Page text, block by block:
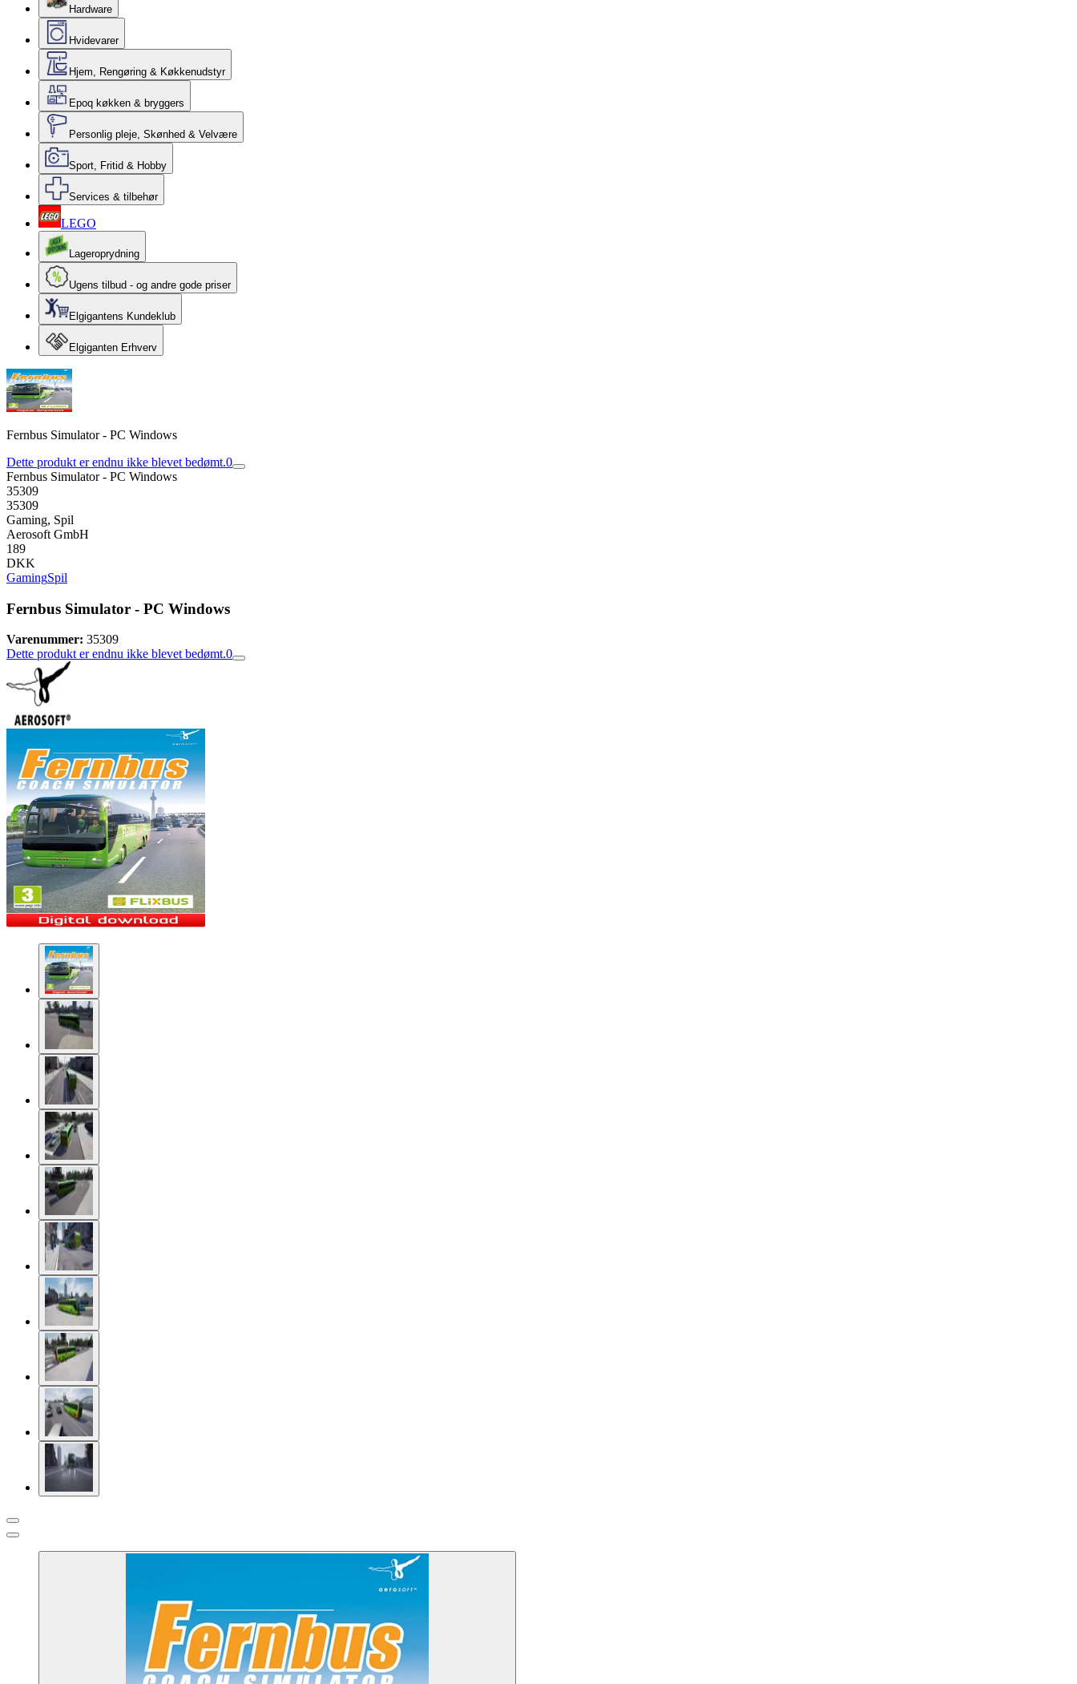
Hardware
Hvidevarer
Hjem, Rengøring & Køkkenudstyr
Epoq køkken & bryggers
Personlig pleje, Skønhed & Velvære
Sport, Fritid & Hobby
Services & tilbehør
LEGO
Lageroprydning
Ugens tilbud - og andre gode priser
Elgigantens Kundeklub
Elgiganten Erhverv
Fernbus Simulator - PC Windows
Dette produkt er endnu ikke blevet bedømt.0
Fernbus Simulator - PC Windows
35309
35309
Gaming, Spil
Aerosoft GmbH
189
DKK
GamingSpil
Fernbus Simulator - PC Windows
Varenummer: 35309
Dette produkt er endnu ikke blevet bedømt.0